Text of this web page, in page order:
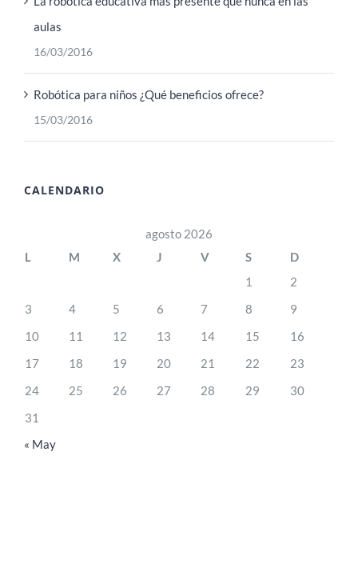
aulas
16/03/2016
Robótica para niños ¿Qué beneficios ofrece?
15/03/2016
CALENDARIO
agosto 2026
L
M X J V S
D
1
2
3
4 5 6 7 8
9
10
11 12 13 14 15
16
17
18 19 20 21 22
23
24
25 26 27 28 29
30
31
« May